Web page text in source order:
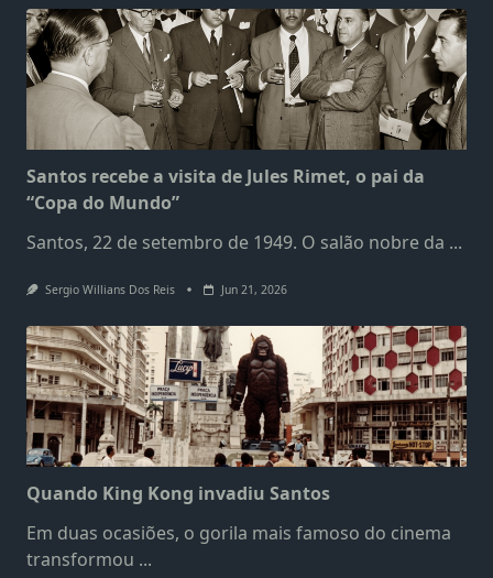
Santos recebe a visita de Jules Rimet, o pai da
“Copa do Mundo”
Santos, 22 de setembro de 1949. O salão nobre da ...
Sergio Willians Dos Reis Jun 21, 2026
Quando King Kong invadiu Santos
Em duas ocasiões, o gorila mais famoso do cinema
transformou ...